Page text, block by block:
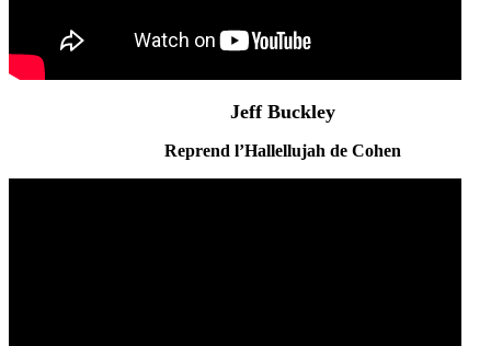
Jeff Buckley
Reprend l’Hallellujah de Cohen